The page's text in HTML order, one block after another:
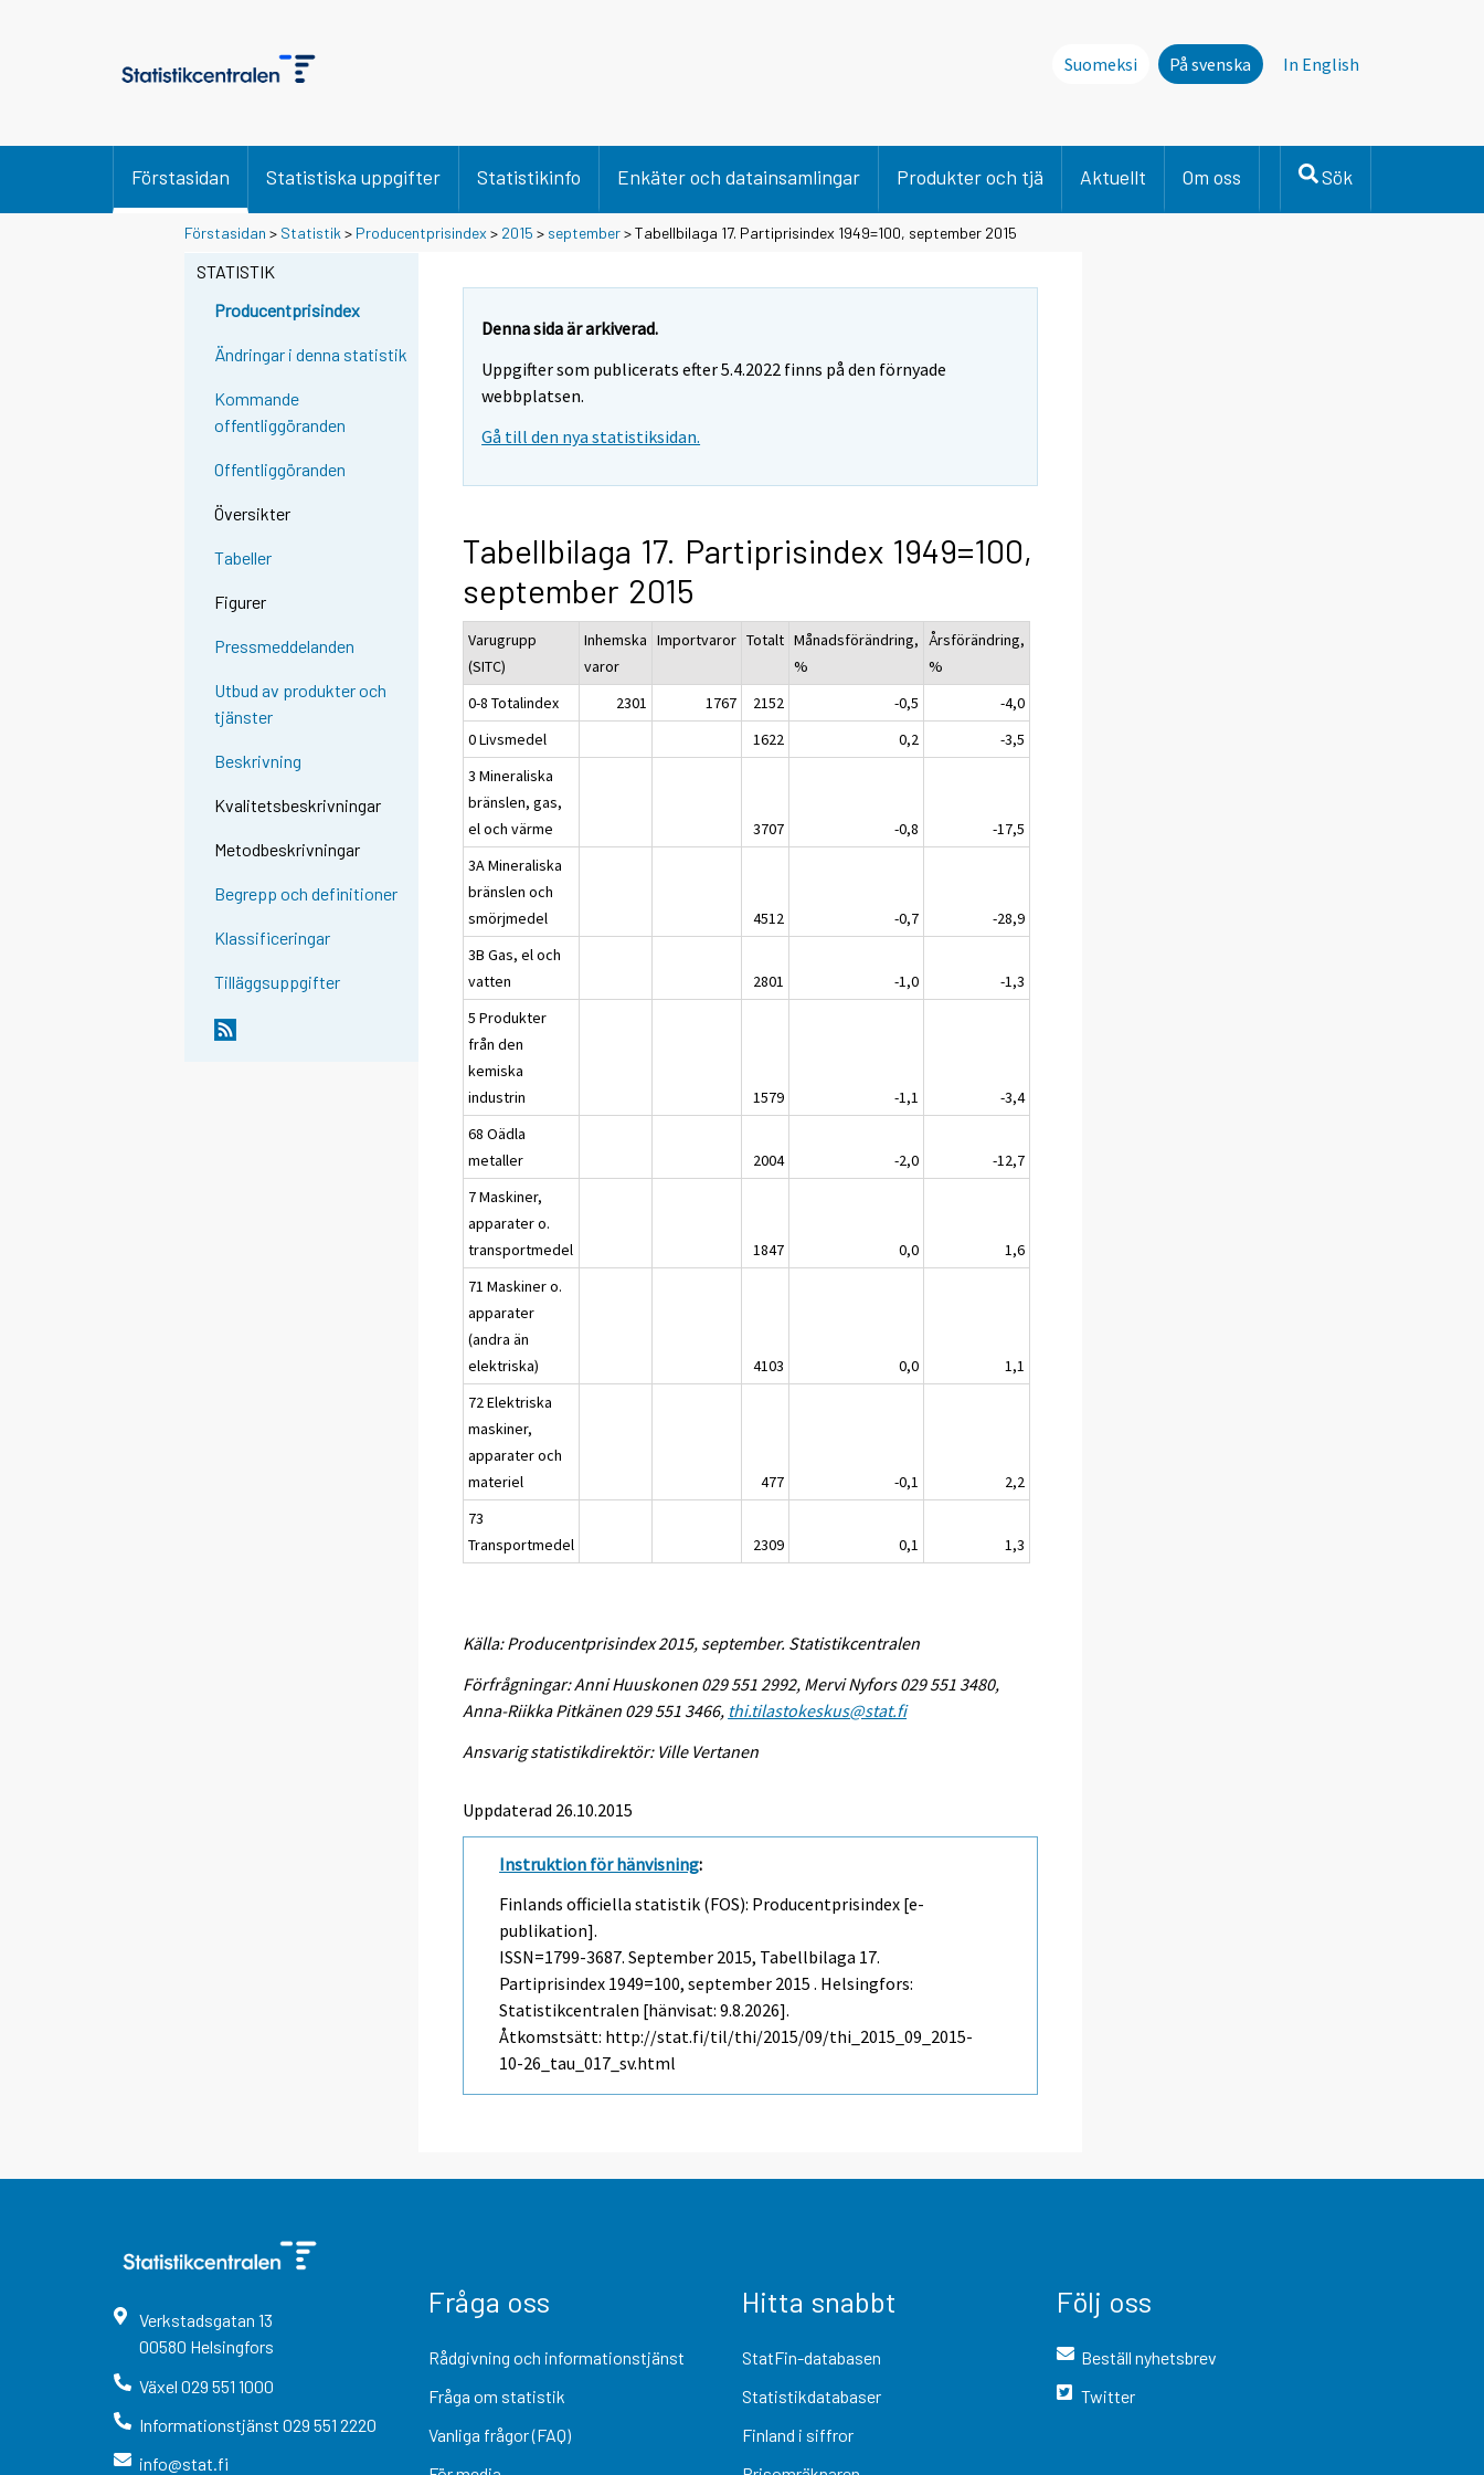
Suomeksi På svenska In English
Förstasidan Statistiska uppgifter Statistikinfo Enkäter och datainsamlingar Produkter och tjä Aktuellt Om oss Sök
Förstasidan > Statistik > Producentprisindex > 2015 > september> Tabellbilaga 17. Partiprisindex 1949=100, september 2015
STATISTIK
Producentprisindex
Ändringar i denna statistik
Kommande
offentliggöranden
Offentliggöranden
Översikter
Tabeller
Figurer
Pressmeddelanden
Utbud av produkter och
tjänster
Beskrivning
Kvalitetsbeskrivningar
Metodbeskrivningar
Begrepp och definitioner
Klassificeringar
Tilläggsuppgifter
Denna sida är arkiverad.
Uppgifter som publicerats efter 5.4.2022 finns på den förnyade
webbplatsen.
Gå till den nya statistiksidan.
Tabellbilaga 17. Partiprisindex 1949=100,
september 2015
Varugrupp
(SITC)
Inhemska
varor
Importvaror Totalt Månadsförändring,
%
Årsförändring,
%
0-8 Totalindex
2301 1767 2152 -0,5
-4,0
0 Livsmedel
1622 0,2
-3,5
3 Mineraliska
bränslen, gas,
el och värme
3707 -0,8
-17,5
3A Mineraliska
bränslen och
smörjmedel
4512 -0,7
-28,9
3B Gas, el och
vatten
2801 -1,0
-1,3
5 Produkter
från den
kemiska
industrin
1579 -1,1
-3,4
68 Oädla
metaller
2004 -2,0
-12,7
7 Maskiner,
apparater o.
transportmedel
1847 0,0
1,6
71 Maskiner o.
apparater
(andra än
elektriska)
4103 0,0
1,1
72 Elektriska
maskiner,
apparater och
materiel
477 -0,1
2,2
73
Transportmedel
2309 0,1 1,3
Källa: Producentprisindex 2015, september. Statistikcentralen
Förfrågningar: Anni Huuskonen 029 551 2992, Mervi Nyfors 029 551 3480,
Anna-Riikka Pitkänen 029 551 3466, thi.tilastokeskus@stat.fi
Ansvarig statistikdirektör: Ville Vertanen
Uppdaterad 26.10.2015
Instruktion för hänvisning:
Finlands officiella statistik (FOS): Producentprisindex [e-
publikation].
ISSN=1799-3687.September 2015, Tabellbilaga 17.
Partiprisindex 1949=100, september 2015 . Helsingfors:
Statistikcentralen [hänvisat: 9.8.2026].
Åtkomstsätt: http://stat.fi/til/thi/2015/09/thi_2015_09_2015-
10-26_tau_017_sv.html
Verkstadsgatan 13
00580 Helsingfors
Växel 029 551 1000
Informationstjänst 029 551 2220
info@stat.fi
Fråga oss
Rådgivning och informationstjänst
Fråga om statistik
Vanliga frågor (FAQ)
Hitta snabbt
StatFin-databasen
Statistikdatabaser
Finland i siffror
Följ oss
Beställ nyhetsbrev
Twitter